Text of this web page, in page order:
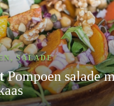
,SALADE
Pompoen salade